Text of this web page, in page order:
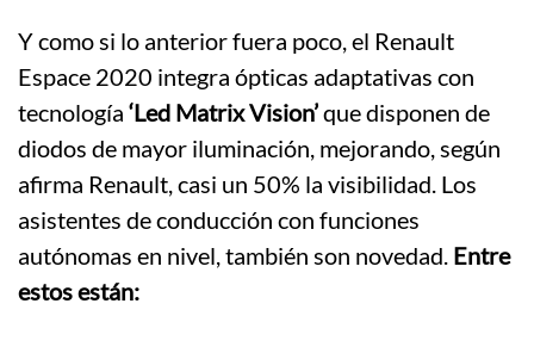
Y como si lo anterior fuera poco, el Renault
Espace 2020 integra ópticas adaptativas con
tecnología ‘Led Matrix Vision’que disponen de
diodos de mayor iluminación, mejorando, según
afirma Renault, casi un 50% la visibilidad. Los
asistentes de conducción con funciones
autónomas en nivel, también son novedad. Entre
estos están: